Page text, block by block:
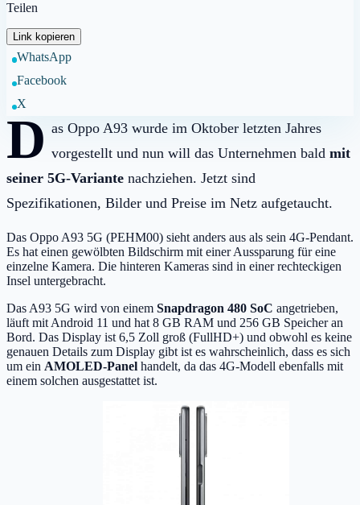
Teilen
Link kopieren
WhatsApp
Facebook
X
D as Oppo A93 wurde im Oktober letzten Jahres
vorgestellt und nun will das Unternehmen baldmit
seiner 5G-Variante nachziehen. Jetzt sind
Spezifikationen, Bilder und Preise im Netz aufgetaucht.
Das Oppo A93 5G (PEHM00) sieht anders aus als sein 4G-Pendant.
Es hat einen gewölbten Bildschirm mit einer Aussparung für eine
einzelne Kamera. Die hinteren Kameras sind in einer rechteckigen
Insel untergebracht.
Das A93 5G wird von einem Snapdragon 480 SoC angetrieben,
läuft mit Android 11 und hat 8 GB RAM und 256 GB Speicher an
Bord. Das Display ist 6,5 Zoll groß (FullHD+) und obwohl es keine
genauen Details zum Display gibt ist es wahrscheinlich, dass es sich
um ein AMOLED-Panel handelt, da das 4G-Modell ebenfalls mit
einem solchen ausgestattet ist.